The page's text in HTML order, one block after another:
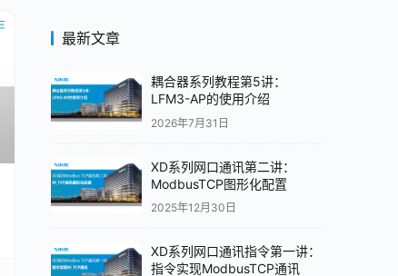
最新文章
耦合器系列教程第5讲：
LFM3-AP的使用介绍
2026年7月31日
XD系列网口通讯第二讲：
ModbusTCP图形化配置
2025年12月30日
XD系列网口通讯指令第一讲：
指令实现ModbusTCP通讯